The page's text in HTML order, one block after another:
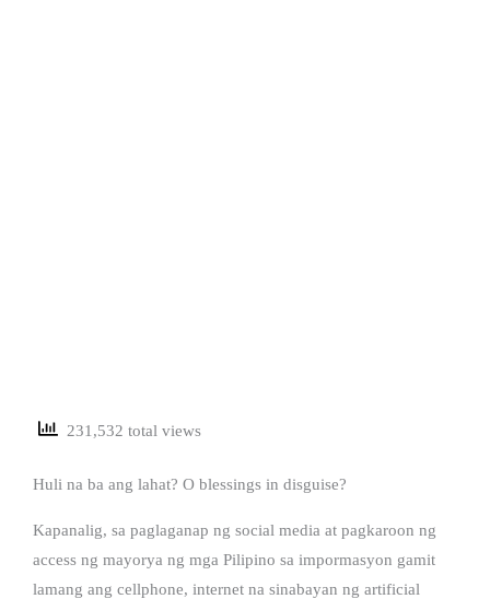
231,532 total views
Huli na ba ang lahat? O blessings in disguise?
Kapanalig, sa paglaganap ng social media at pagkaroon ng
access ng mayorya ng mga Pilipino sa impormasyon gamit
lamang ang cellphone, internet na sinabayan ng artificial